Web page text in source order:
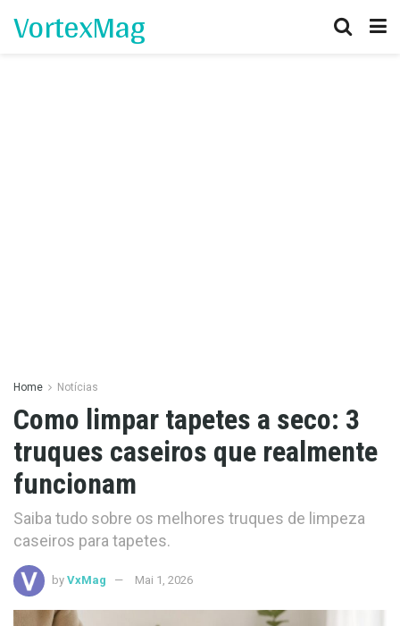
VortexMag
Home Notícias
Como limpar tapetes a seco: 3
truques caseiros que realmente
funcionam
Saiba tudo sobre os melhores truques de limpeza
caseiros para tapetes.
by VxMag Mai 1, 2026